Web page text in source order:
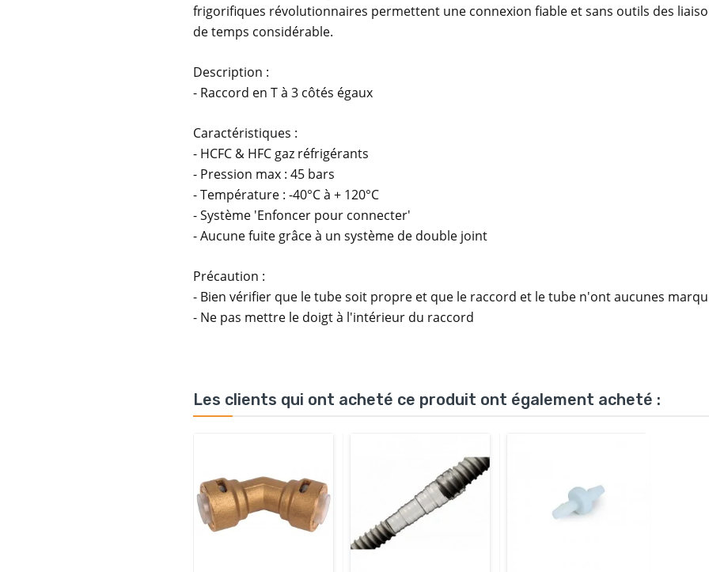
frigorifiques révolutionnaires permettent une connexion fiable et sans outils des
de temps considérable.
Description :
- Raccord en T à 3 côtés égaux
Caractéristiques :
- HCFC & HFC gaz réfrigérants
- Pression max : 45 bars
- Température : -40°C à + 120°C
- Système 'Enfoncer pour connecter'
- Aucune fuite grâce à un système de double joint
Précaution :
- Bien vérifier que le tube soit propre et que le raccord et le tube n'ont aucunes
- Ne pas mettre le doigt à l'intérieur du raccord
Les clients qui ont acheté ce produit ont également acheté :